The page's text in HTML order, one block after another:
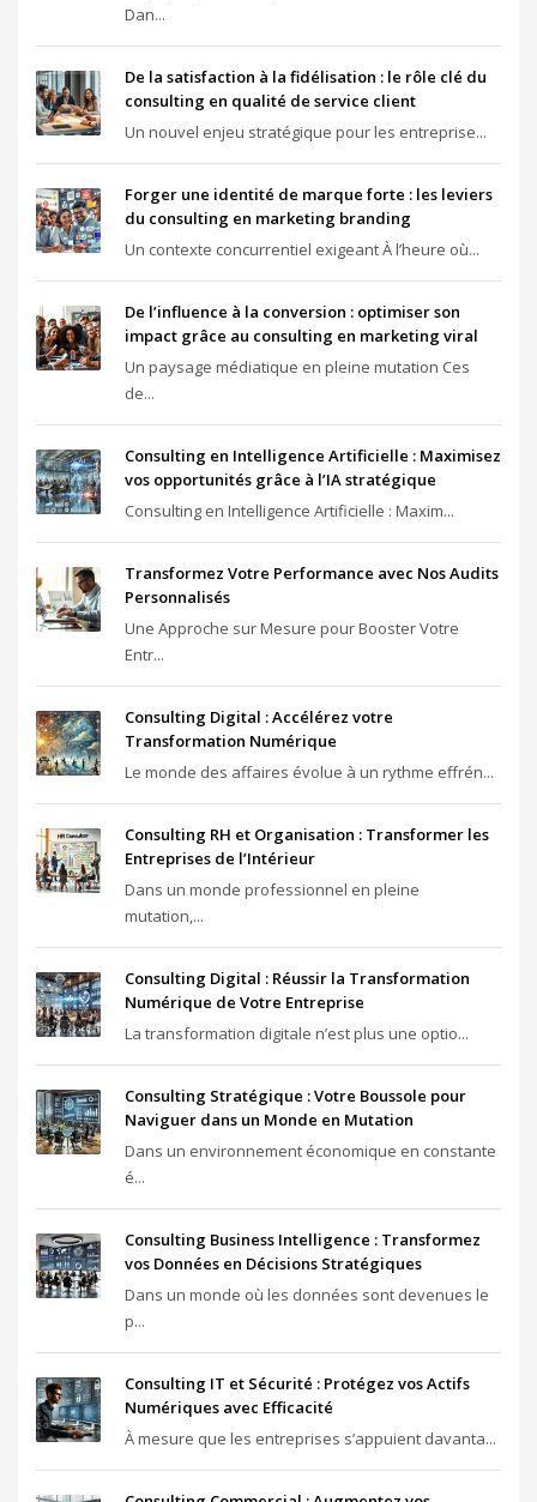
Dan...
De la satisfaction à la fidélisation : le rôle clé du
consulting en qualité de service client
Un nouvel enjeu stratégique pour les entreprise...
Forger une identité de marque forte : les leviers
du consulting en marketing branding
Un contexte concurrentiel exigeant À l’heure où...
De l’influence à la conversion : optimiser son
impact grâce au consulting en marketing viral
Un paysage médiatique en pleine mutation Ces
de...
Consulting en Intelligence Artificielle : Maximisez
vos opportunités grâce à l’IA stratégique
Consulting en Intelligence Artificielle : Maxim...
Transformez Votre Performance avec Nos Audits
Personnalisés
Une Approche sur Mesure pour Booster Votre
Entr...
Consulting Digital : Accélérez votre
Transformation Numérique
Le monde des affaires évolue à un rythme effrén...
Consulting RH et Organisation : Transformer les
Entreprises de l’Intérieur
Dans un monde professionnel en pleine
mutation,...
Consulting Digital : Réussir la Transformation
Numérique de Votre Entreprise
La transformation digitale n’est plus une optio...
Consulting Stratégique : Votre Boussole pour
Naviguer dans un Monde en Mutation
Dans un environnement économique en constante
é...
Consulting Business Intelligence : Transformez
vos Données en Décisions Stratégiques
Dans un monde où les données sont devenues le
p...
Consulting IT et Sécurité : Protégez vos Actifs
Numériques avec Efficacité
À mesure que les entreprises s’appuient davanta...